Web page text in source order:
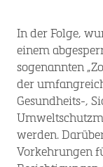
In der Folge,
einem
sogenannten
der
Gesundheits-,
werden.
Vorkehrungen